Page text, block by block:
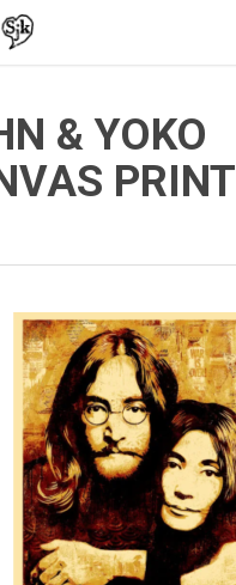
& YOKO
PRINT